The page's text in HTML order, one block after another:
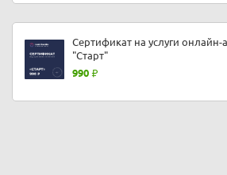
Сертификат на услуги онлайн-
"Старт"
990